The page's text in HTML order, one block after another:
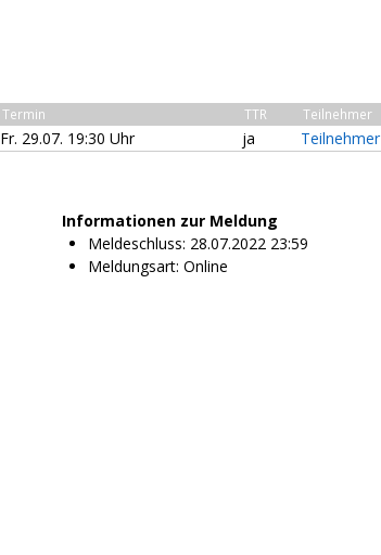
Termin TTR Teilnehmer
Fr. 29.07. 19:30 Uhr ja Teilnehmer
Informationen zur Meldung
Meldeschluss: 28.07.2022 23:59
Meldungsart: Online